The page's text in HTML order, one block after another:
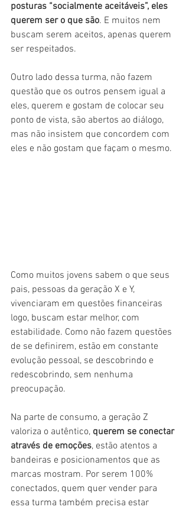
posturas “socialmente aceitáveis”, eles
querem ser o que são. E muitos nem
buscam serem aceitos, apenas querem
ser respeitados.
Outro lado dessa turma, não fazem
questão que os outros pensem igual a
eles, querem e gostam de colocar seu
ponto de vista, são abertos ao diálogo,
mas não insistem que concordem com
eles e não gostam que façam o mesmo.
Como muitos jovens sabem o que seus
pais, pessoas da geração X e Y,
vivenciaram em questões financeiras
logo, buscam estar melhor, com
estabilidade. Como não fazem questões
de se definirem, estão em constante
evolução pessoal, se descobrindo e
redescobrindo, sem nenhuma
preocupação.
Na parte de consumo, a geração Z
valoriza o autêntico, querem se conectar
através de emoções, estão atentos a
bandeiras e posicionamentos que as
marcas mostram. Por serem 100%
conectados, quem quer vender para
essa turma também precisa estar